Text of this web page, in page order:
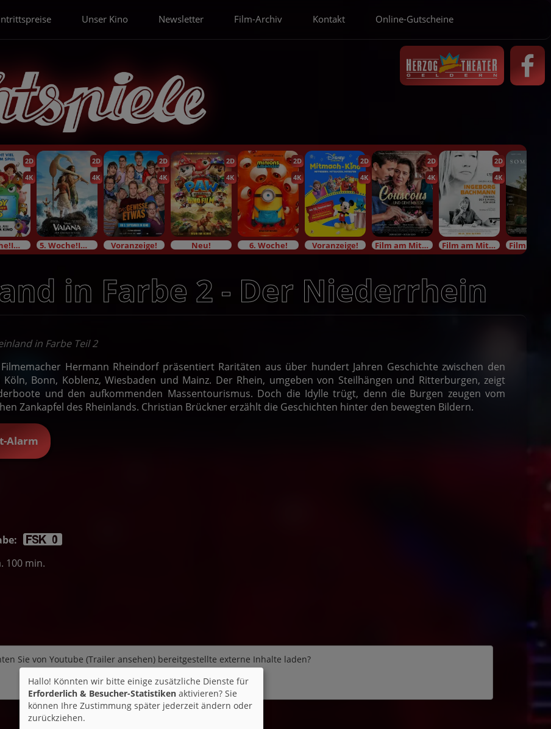
Unser Kino Newsletter Film-Archiv Kontakt Online-Gutscheine
2D
4K
3. Woche!Im Bundesstart
2D
4K
5. Woche!Im Bundesstart
2D
4K
Voranzeige!
2D
4K
Neu!
2D
4K
6. Woche!
2D
4K
Voranzeige!
2D
4K
Film am Mittwoch/Filmauslese
2D
4K
Film am Mittwoch/Filmauslese
in Farbe 2 - Der Niederrhein
in Farbe Teil 2
Hermann Rheindorf präsentiert Raritäten aus über hundert Jahren Geschichte zwischen den
Bonn, Koblenz, Wiesbaden und Mainz. Der Rhein, umgeben von Steilhängen und Ritterburgen, zeigt
und den aufkommenden Massentourismus. Doch die Idylle trügt, denn die Burgen zeugen vom
Zankapfel des Rheinlands. Christian Brückner erzählt die Geschichten hinter den bewegten Bildern.
Alarm
100 min.
Sie von Youtube (Trailer ansehen)bereitgestellte externe Inhalte laden?
Ja
Hallo! Könnten wir bitte einige zusätzliche Dienste für
Erforderlich & Besucher-Statistiken aktivieren? Sie
können Ihre Zustimmung später jederzeit ändern oder
zurückziehen.